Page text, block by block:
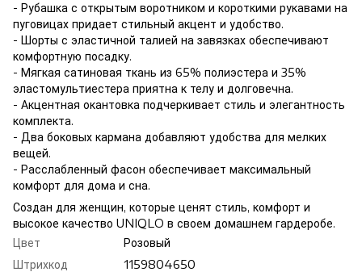
- Рубашка с открытым воротником и короткими рукавами на
пуговицах придает стильный акцент и удобство.
- Шорты с эластичной талией на завязках обеспечивают
комфортную посадку.
- Мягкая сатиновая ткань из 65% полиэстера и 35%
эластомультиестера приятна к телу и долговечна.
- Акцентная окантовка подчеркивает стиль и элегантность
комплекта.
- Два боковых кармана добавляют удобства для мелких
вещей.
- Расслабленный фасон обеспечивает максимальный
комфорт для дома и сна.
Создан для женщин, которые ценят стиль, комфорт и
высокое качество UNIQLO в своем домашнем гардеробе.
Цвет
Розовый
Штрихкод
1159804650